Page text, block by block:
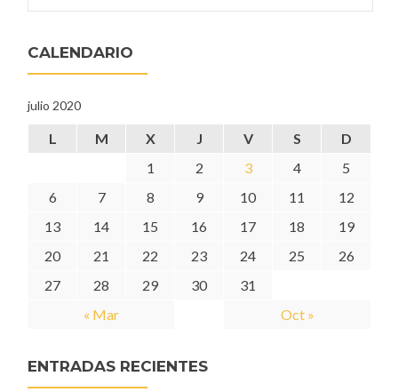
CALENDARIO
julio 2020
L M X J V S D
« Mar Oct »
1 2 3 4
5
6
7 8 9 10 11
12
13
14 15 16 17 18
19
20
21 22 23 24 25
26
27
28 29 30 31
ENTRADAS RECIENTES